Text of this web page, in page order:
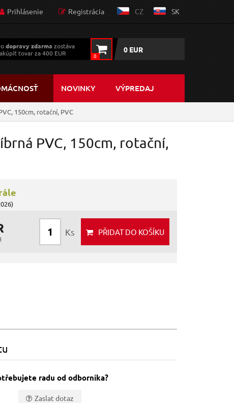
Prihlásenie Registrácia CZ SK
dopravy zdarma zostáva
tovar za 400 EUR
0
0 EUR
NOVINKY VÝPREDAJ
150cm, rotační, PVC
PVC, 150cm, rotační,
Ks PŘIDATDO KOŠÍKU
radu od odborníka?
Zaslat dotaz